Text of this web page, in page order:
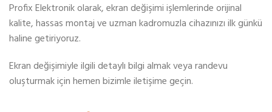
Profix Elektronik olarak, ekran değişimi işlemlerinde orijinal
kalite, hassas montaj ve uzman kadromuzla cihazınızı ilk günkü
haline getiriyoruz.
Ekran değişimiyle ilgili detaylı bilgi almak veya randevu
oluşturmak için hemen bizimle iletişime geçin.